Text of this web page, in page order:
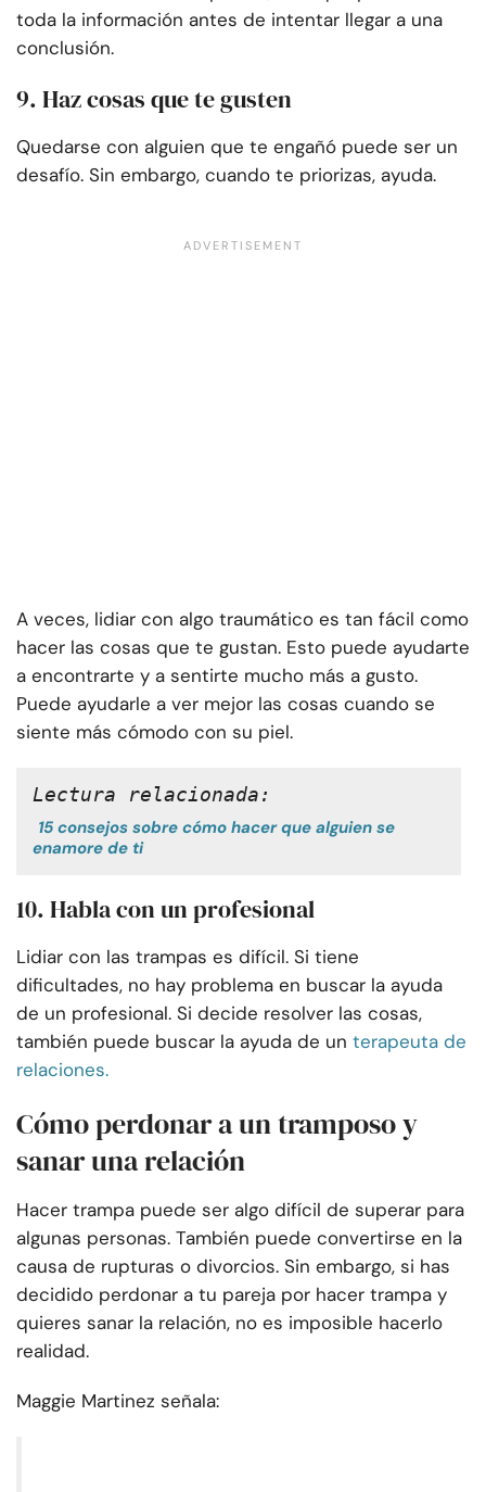
toda la información antes de intentar llegar a una
conclusión.
9. Haz cosas que te gusten
Quedarse con alguien que te engañó puede ser un
desafío. Sin embargo, cuando te priorizas, ayuda.
A veces, lidiar con algo traumático es tan fácil como
hacer las cosas que te gustan. Esto puede ayudarte
a encontrarte y a sentirte mucho más a gusto.
Puede ayudarle a ver mejor las cosas cuando se
siente más cómodo con su piel.
Lectura relacionada:
15 consejos sobre cómo hacer que alguien se
enamore de ti
10. Habla con un profesional
Lidiar con las trampas es difícil. Si tiene
dificultades, no hay problema en buscar la ayuda
de un profesional. Si decide resolver las cosas,
también puede buscar la ayuda de un terapeuta de
relaciones.
Cómo perdonar a un tramposo y
sanar una relación
Hacer trampa puede ser algo difícil de superar para
algunas personas. También puede convertirse en la
causa de rupturas o divorcios. Sin embargo, si has
decidido perdonar a tu pareja por hacer trampa y
quieres sanar la relación, no es imposible hacerlo
realidad.
Maggie Martinez señala: